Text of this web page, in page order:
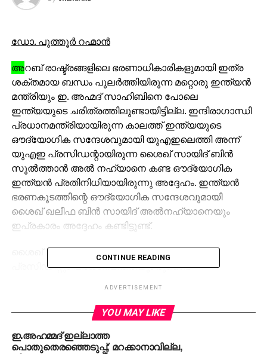
ഡോ. പുത്തൂര്‍ റഹ്മാന്‍
അറബ് രാഷ്ട്രങ്ങളിലെ ഭരണാധികാരികളുമായി ഇത്ര
ശക്തമായ ബന്ധം പുലര്‍ത്തിയിരുന്ന മറ്റൊരു ഇന്ത്യന്‍
മന്ത്രിയും ഇ. അഹ്മദ് സാഹിബിനെ പോലെ
ഇന്ത്യയുടെ ചരിത്രത്തിലുണ്ടായിട്ടില്ല. ഇന്ദിരാഗാന്ധി
പ്രധാനമന്ത്രിയായിരുന്ന കാലത്ത് ഇന്ത്യയുടെ
ഔദ്യോഗിക സന്ദേശവുമായി യുഎഇലെത്തി അന്ന്
യുഎഇ പ്രസിഡന്റായിരുന്ന ശൈഖ് സായിദ് ബിന്‍
സുല്‍ത്താന്‍ അല്‍ നഹ്‌യാനെ കണ്ട ഔദ്യോഗിക
ഇന്ത്യന്‍ പ്രതിനിധിയായിരുന്നു അദ്ദേഹം. ഇന്ത്യന്‍
ഭരണകൂടത്തിന്റെ ഔദ്യോഗിക സന്ദേശവുമായി
ശൈഖ് ഖലീഫ ബിന്‍ സായിദ് അല്‍നഹ്‌യാനെയും
ഇപ്രകാരം അദ്ദേഹം കണ്ടിട്ടുണ്ട്.
ശൈഖ് ഖലീഫയെ കൂടാതെ, യുഎഇ വൈസ്
പ്രസിഡന്റും പ്രധാനമന്ത്രിയും ദുബൈ
സുല്‍ത്താന്‍ ബിന്‍ മുഹമ്മദ് അല്‍ ഖാസിമി, ഫുജൈറ
ഭരണാധികാരി ശൈഖ് ഹമദ് ബിന്‍ മുഹമ്മദ് അല്‍ ശര്‍ഖി
തുടങ്ങിയവരുമായി അദ്ദേഹത്തിന് നിരന്തര
CONTINUE READING
ADVERTISEMENT
YOU MAY LIKE
ഇ.അഹമ്മദ് ഇല്ലാത്ത
പൊതുതെരഞ്ഞെടുപ്പ്; മറക്കാനാവില്ല,